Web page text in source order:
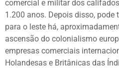
comercial e militar dos
1.200 anos. Depois disso, pode
para o leste há,
ascensão do colonialismo
empresas comerciais
Holandesas e Britânicas das